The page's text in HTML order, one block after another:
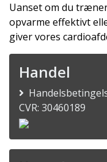
Uanset om du
opvarme effektivt
giver vores
Handel
CVR: 30460189